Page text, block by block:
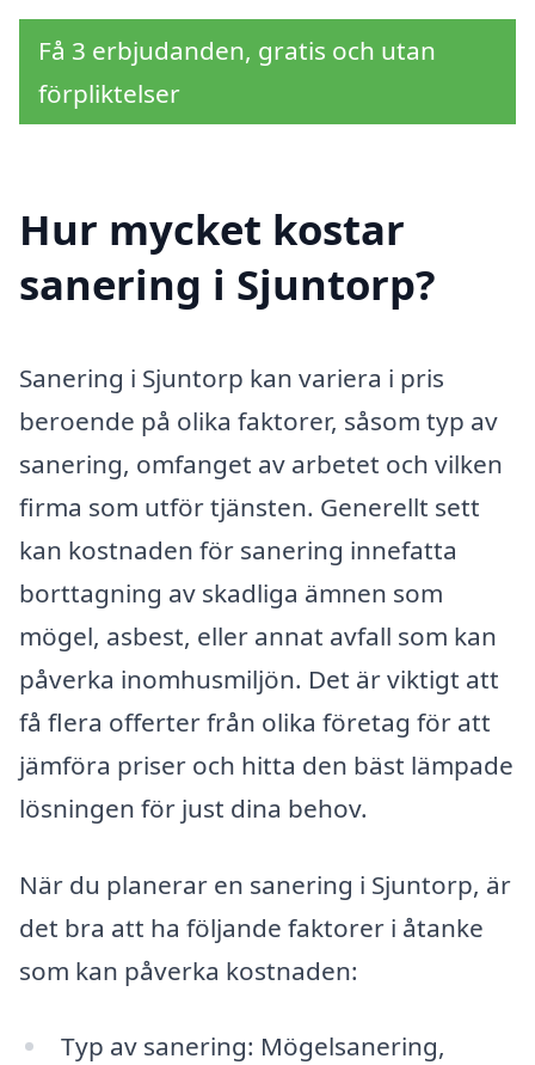
Få 3 erbjudanden, gratis och utan
förpliktelser
Hur mycket kostar
sanering i Sjuntorp?
Sanering i Sjuntorp kan variera i pris
beroende på olika faktorer, såsom typ av
sanering, omfanget av arbetet och vilken
firma som utför tjänsten. Generellt sett
kan kostnaden för sanering innefatta
borttagning av skadliga ämnen som
mögel, asbest, eller annat avfall som kan
påverka inomhusmiljön. Det är viktigt att
få flera offerter från olika företag för att
jämföra priser och hitta den bäst lämpade
lösningen för just dina behov.
När du planerar en sanering i Sjuntorp, är
det bra att ha följande faktorer i åtanke
som kan påverka kostnaden:
Typ av sanering: Mögelsanering,